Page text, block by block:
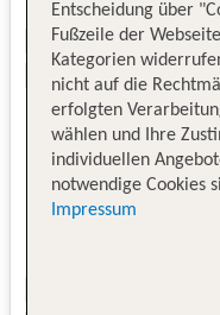
Entscheidung über
Fußzeile der
Kategorien
nicht auf die
erfolgten
wählen und Ihre
individuellen
notwendige Cookies
Impressum